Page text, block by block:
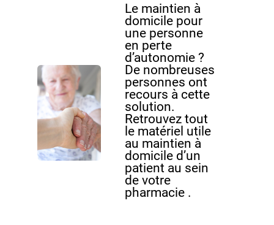
Le maintien à
domicile pour
une personne
en perte
d’autonomie ?
De nombreuses
personnes ont
recours à cette
solution.
Retrouvez tout
le matériel utile
au maintien à
domicile d’un
patient au sein
de votre
pharmacie .